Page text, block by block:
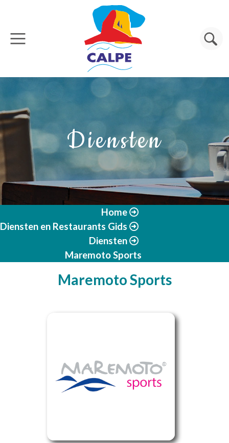
Overslaan en naar de inhoud gaan
Zoeken
Diensten
Home
Diensten en Restaurants Gids
Diensten
Maremoto Sports
Maremoto Sports